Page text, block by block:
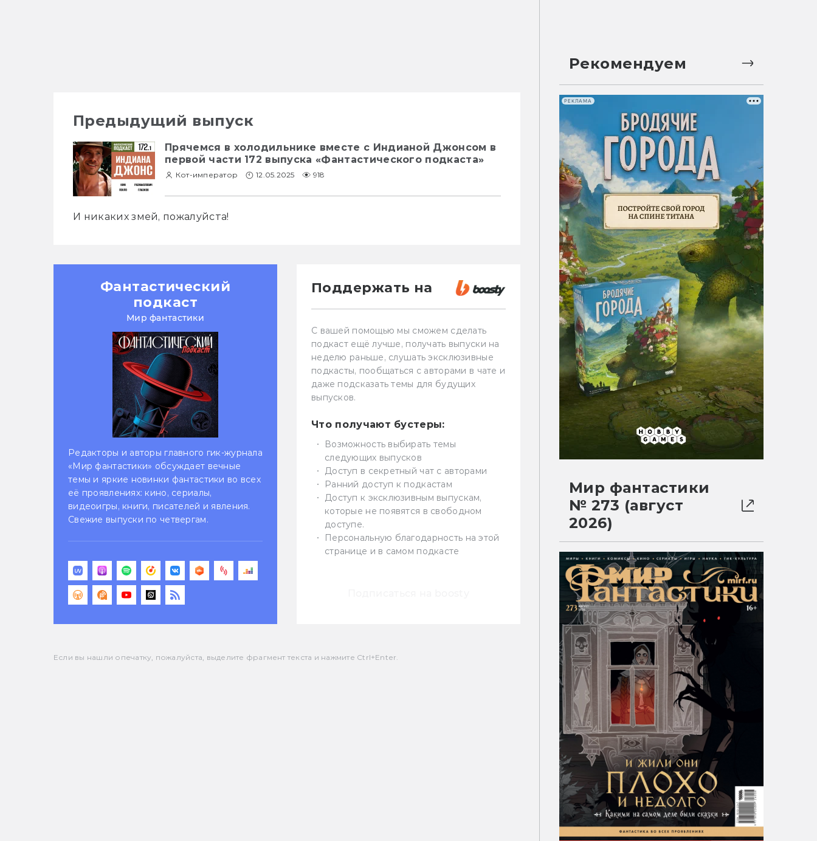
Предыдущий выпуск
Прячемся в холодильнике вместе с Индианой Джонсом в
первой части 172 выпуска «Фантастического подкаста»
Кот-император 12.05.2025 918
И никаких змей, пожалуйста!
Фантастический
подкаст
Мир фантастики
Редакторы и авторы главного гик-журнала
«Мир фантастики» обсуждает вечные
темы и яркие новинки фантастики во всех
её проявлениях: кино, сериалы,
видеоигры, книги, писателей и явления.
Свежие выпуски по четвергам.
Поддержать на
С вашей помощью мы сможем сделать
подкаст ещё лучше, получать выпуски на
неделю раньше, слушать эксклюзивные
подкасты, пообщаться с авторами в чате и
даже подсказать темы для будущих
выпусков.
Что получают бустеры:
Возможность выбирать темы
следующих выпусков
Доступ в секретный чат с авторами
Ранний доступ к подкастам
Доступ к эксклюзивным выпускам,
которые не появятся в свободном
доступе.
Персональную благодарность на этой
странице и в самом подкасте
Если вы нашли опечатку, пожалуйста, выделите фрагмент текста и нажмите Ctrl+Enter.
Рекомендуем
РЕКЛАМА
Мир фантастики
№ 273 (август
2026)